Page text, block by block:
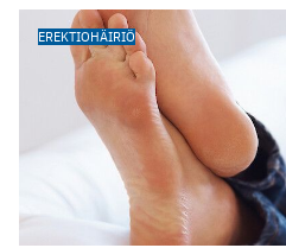
EREKTIOHÄIRIÖ